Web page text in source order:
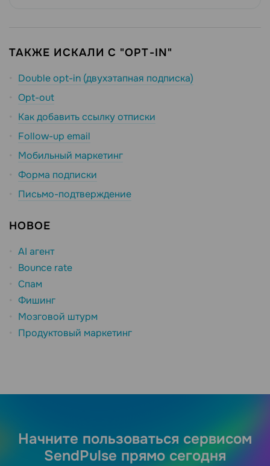
ТАКЖЕ ИСКАЛИ С "OPT-IN"
Double opt-in (двухэтапная подписка)
Opt-out
Как добавить ссылку отписки
Follow-up email
Мобильный маркетинг
Форма подписки
Письмо-подтверждение
НОВОЕ
AI агент
Bounce rate
Спам
Фишинг
Мозговой штурм
Продуктовый маркетинг
Начните пользоваться сервисом
SendPulse прямо сегодня